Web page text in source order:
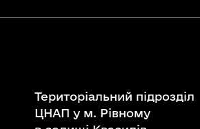
Територіальний підрозділ
ЦНАП у м. Рівному